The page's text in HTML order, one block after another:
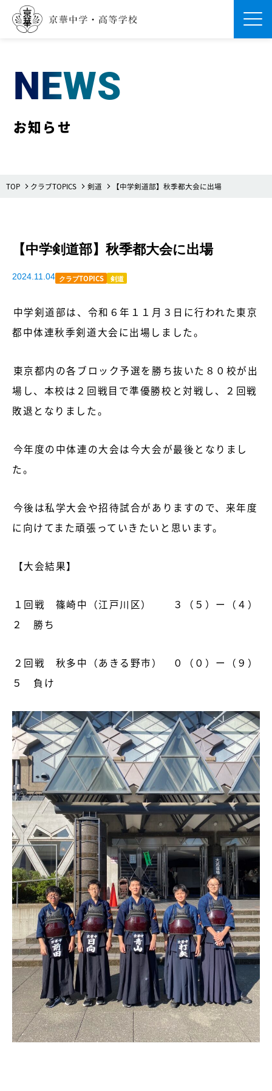
NEWS
お知らせ
TOP クラブTOPICS 剣道 【中学剣道部】秋季都大会に出場
【中学剣道部】秋季都大会に出場
2024.11.04 クラブTOPICS 剣道
中学剣道部は、令和６年１１月３日に行われた東京
都中体連秋季剣道大会に出場しました。
東京都内の各ブロック予選を勝ち抜いた８０校が出
場し、本校は２回戦目で準優勝校と対戦し、２回戦
敗退となりました。
今年度の中体連の大会は今大会が最後となりまし
た。
今後は私学大会や招待試合がありますので、来年度
に向けてまた頑張っていきたいと思います。
【大会結果】
１回戦 篠崎中（江戸川区） ３（５）ー（４）
２ 勝ち
２回戦 秋多中（あきる野市） ０（０）ー（９）
５ 負け